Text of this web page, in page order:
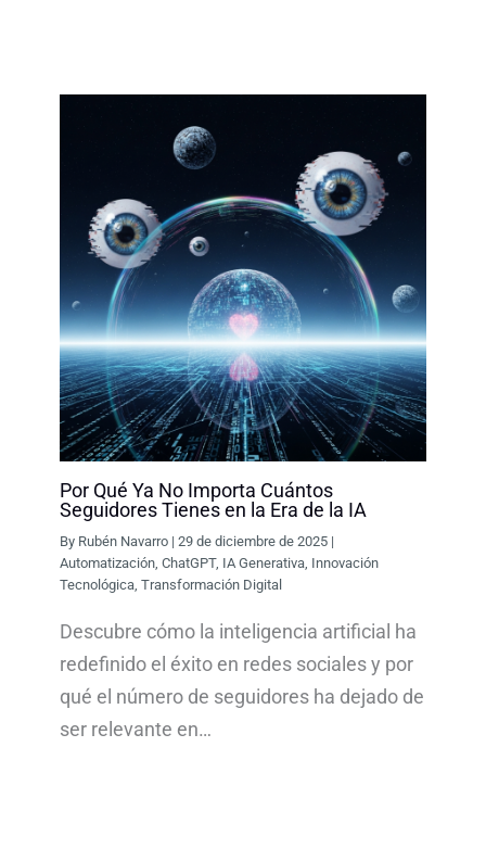
Por Qué Ya No Importa Cuántos
Seguidores Tienes en la Era de la IA
By Rubén Navarro |29 de diciembre de 2025 |
Automatización ,ChatGPT, IA Generativa Innovación
Tecnológica ,Transformación Digital
Descubre cómo la inteligencia artificial ha
redefinido el éxito en redes sociales y por
qué el número de seguidores ha dejado de
ser relevante en…